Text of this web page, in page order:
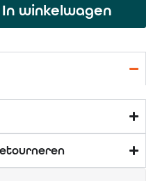
In winkelwagen